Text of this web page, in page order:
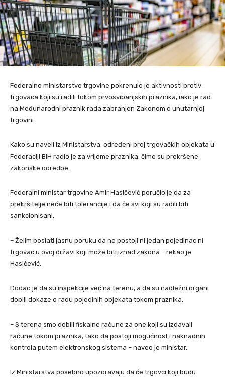
Federalno ministarstvo trgovine pokrenulo je aktivnosti protiv
trgovaca koji su radili tokom prvosvibanjskih praznika, iako je rad
na Međunarodni praznik rada zabranjen Zakonom o unutarnjoj
trgovini.
Kako su naveli iz Ministarstva, određeni broj trgovačkih objekata u
Federaciji BiH radio je za vrijeme praznika, čime su prekršene
zakonske odredbe.
Federalni ministar trgovine Amir Hasičević poručio je da za
prekršitelje neće biti tolerancije i da će svi koji su radili biti
sankcionisani.
– Želim poslati jasnu poruku da ne postoji ni jedan pojedinac ni
trgovac u ovoj državi koji može biti iznad zakona – rekao je
Hasičević.
Dodao je da su inspekcije već na terenu, a da su nadležni organi
dobili dokaze o radu pojedinih objekata tokom praznika.
– S terena smo dobili fiskalne račune za one koji su izdavali
račune tokom praznika, tako da postoji mogućnost i naknadnih
kontrola putem elektronskog sistema – naveo je ministar.
Iz Ministarstva posebno upozoravaju da će trgovci koji budu